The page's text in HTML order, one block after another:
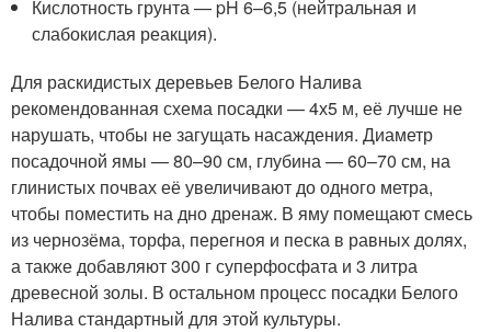
Кислотность грунта — pH 6–6,5 (нейтральная и
слабокислая реакция).
Для раскидистых деревьев Белого Налива
рекомендованная схема посадки — 4х5 м, её лучше не
нарушать, чтобы не загущать насаждения. Диаметр
посадочной ямы — 80–90 см, глубина — 60–70 см, на
глинистых почвах её увеличивают до одного метра,
чтобы поместить на дно дренаж. В яму помещают смесь
из чернозёма, торфа, перегноя и песка в равных долях,
а также добавляют 300 г суперфосфата и 3 литра
древесной золы. В остальном процесс посадки Белого
Налива стандартный для этой культуры.